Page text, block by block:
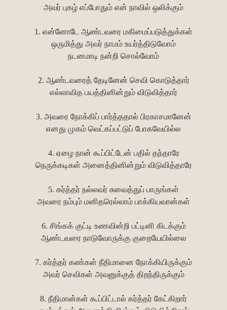
அவர் புகழ் எப்போதும் என் நாவில் ஒலிக்கும்
1. என்னோடே ஆண்டவரை மகிமைப்படுத்துக்கள்
ஒருமித்து அவர் நாமம் உயர்த்திடுவோம்
நடனமாடி நன்றி சொல்வோம்
2. ஆண்டவரைத் தேடினேன் செவி கொடுத்தார்
எல்லாவித பயத்தினின்றும் விடுவித்தார்
3. அவரை நோக்கிப் பார்த்ததால் பிரகாசமானேன்
எனது முகம் வெட்கப்பட்டுப் போகவேயில்ல
4. ஏழை நான் கூப்பிட்டேன் பதில் தந்தாரே
நெருக்கடிகள் அனைத்தினின்றும் விடுவித்தாரே
5. கர்த்தர் நல்லவர் சுவைத்துப் பாருங்கள்
அவரை நம்பும் மனிதரெல்லாம் பாக்கியவான்கள்
6. சிங்கக் குட்டி உணவின்றி பட்டினி கிடக்கும்
ஆண்டவரை நாடுவோருக்கு குறையேயில்லை
7. கர்த்தர் கண்கள் நீதிமானை நோக்கியிருக்கும்
அவர் செவிகள் அவனுக்குத் திறந்திருக்கும்
8. நீதிமான்கள் கூப்பிட்டால் கர்த்தர் கேட்கிறார்